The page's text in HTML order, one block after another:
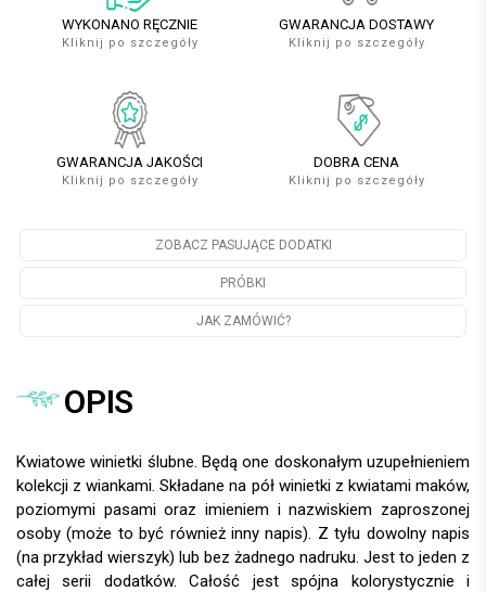
WYKONANO RĘCZNIE
Kliknij po szczegóły
GWARANCJA DOSTAWY
Kliknij po szczegóły
GWARANCJA JAKOŚCI
Kliknij po szczegóły
DOBRA CENA
Kliknij po szczegóły
ZOBACZ PASUJĄCE DODATKI
PRÓBKI
JAK ZAMÓWIĆ?
OPIS
Kwiatowe winietki ślubne. Będą one doskonałym uzupełnieniem
kolekcji z wiankami. Składane na pół winietki z kwiatami maków,
poziomymi pasami oraz imieniem i nazwiskiem zaproszonej
osoby (może to być również inny napis). Z tyłu dowolny napis
(na przykład wierszyk) lub bez żadnego nadruku. Jest to jeden z
całej serii dodatków. Całość jest spójna kolorystycznie i